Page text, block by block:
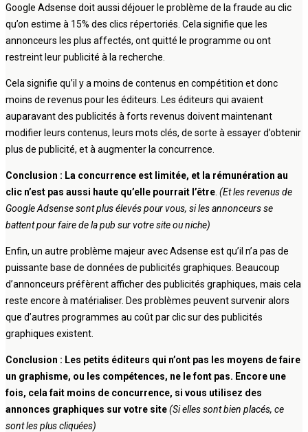
Google Adsense doit aussi déjouer le problème de la fraude au clic
qu’on estime à 15% des clics répertoriés. Cela signifie que les
annonceurs les plus affectés, ont quitté le programme ou ont
restreint leur publicité à la recherche.
Cela signifie qu’il y a moins de contenus en compétition et donc
moins de revenus pour les éditeurs. Les éditeurs qui avaient
auparavant des publicités à forts revenus doivent maintenant
modifier leurs contenus, leurs mots clés, de sorte à essayer d’obtenir
plus de publicité, et à augmenter la concurrence.
Conclusion : La concurrence est limitée, et la rémunération au
clic n’est pas aussi haute qu’elle pourrait l’être (Et les revenus de
Google Adsense sont plus élevés pour vous, si les annonceurs se
battent pour faire de la pub sur votre site ou niche)
Enfin, un autre problème majeur avec Adsense est qu’il n’a pas de
puissante base de données de publicités graphiques. Beaucoup
d’annonceurs préfèrent afficher des publicités graphiques, mais cela
reste encore à matérialiser. Des problèmes peuvent survenir alors
que d’autres programmes au coût par clic sur des publicités
graphiques existent.
Conclusion : Les petits éditeurs qui n’ont pas les moyens de faire
un graphisme, ou les compétences, ne le font pas. Encore une
fois, cela fait moins de concurrence, si vous utilisez des
annonces graphiques sur votre site(Si elles sont bien placés, ce
sont les plus cliquées)